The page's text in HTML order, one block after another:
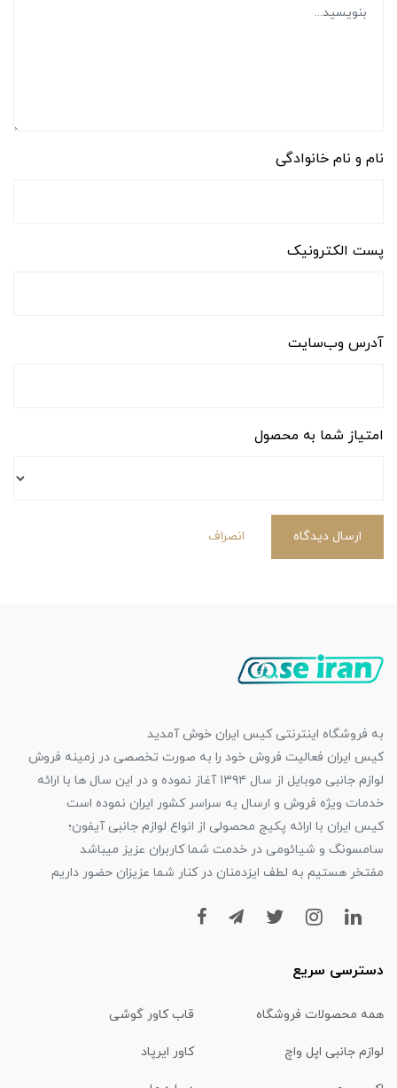
نام و نام خانوادگی
پست الکترونیک
آدرس وب‌سایت
امتیاز شما به محصول
ارسال دیدگاه انصراف
به فروشگاه اینترنتی کیس ایران خوش آمدید
کیس ایران فعالیت فروش خود را به صورت تخصصی در زمینه فروش
لوازم جانبی موبایل از سال ۱۳۹۴ آغاز نموده و در این سال ها با ارائه
خدمات ویژه فروش و ارسال به سراسر کشور ایران نموده است
کیس ایران با ارائه پکیج محصولی از انواع لوازم جانبی آیفون؛
سامسونگ و شیائومی در خدمت شما کاربران عزیز میباشد
مفتخر هستیم به لطف ایزدمنان در کنار شما عزیزان حضور داریم
دسترسی سریع
همه محصولات فروشگاه قاب کاور گوشی
لوازم جانبی اپل واچ کاور ایرپاد